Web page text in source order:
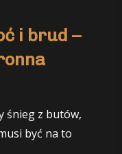
i brud –
śnieg z butów,
być na to